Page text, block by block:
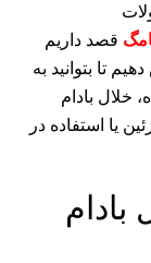
قصد داریم
تا بتوانید به
خلال بادام
یا استفاده در
بادام